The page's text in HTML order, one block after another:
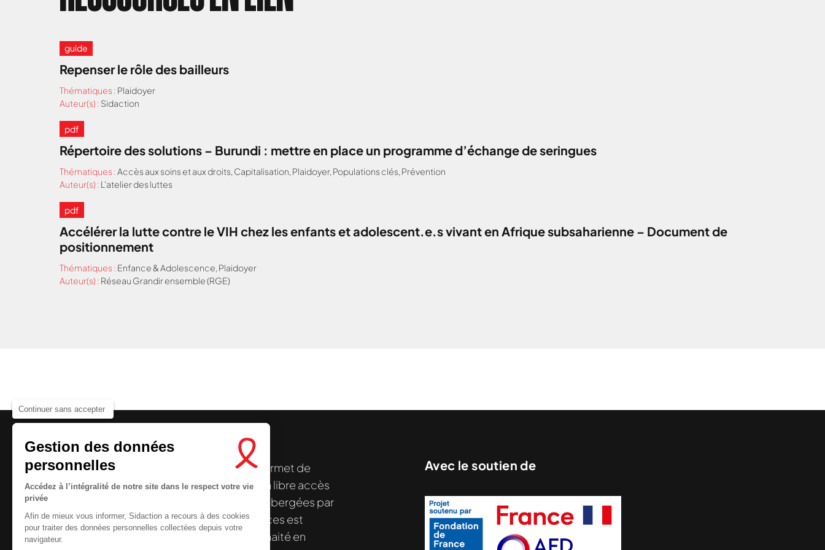
Continuer sans accepter
Gestion des données
personnelles
Accédez à l’intégralité de notre site dans le respect votre vie
privée
Afin de mieux vous informer, Sidaction a recours à des cookies
pour traiter des données personnelles collectées depuis votre
navigateur.
guide
Repenser le rôle des bailleurs
Thématiques : Plaidoyer
Auteur(s) : Sidaction
pdf
Répertoire des solutions – Burundi : mettre en place un programme d’échange de seringues
Thématiques :Accès aux soins et aux droits, Capitalisation, Plaidoyer, Populations clés, Prévention
Auteur(s) : L'atelier des luttes
pdf
Accélérer la lutte contre le VIH chez les enfants et adolescent.e.s vivant en Afrique subsaharienne – Document de
positionnement
Thématiques : Enfance & Adolescence, Plaidoyer
Auteur(s) : Réseau Grandir ensemble (RGE)
Le centre de ressources de Sidactionpermet de
disposer de ressources francophones en libre accès
. À l’origine, hébergées par
la Plateforme ELSA, le Centre de ressources est
désormais gérée par Sidaction qui a souhaité en
Avec le soutien de